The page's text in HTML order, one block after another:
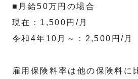
■月給50万円の場合
現在：1,500円/月
令和4年10月～：2,500円/月
雇用保険料率は他の保険料に